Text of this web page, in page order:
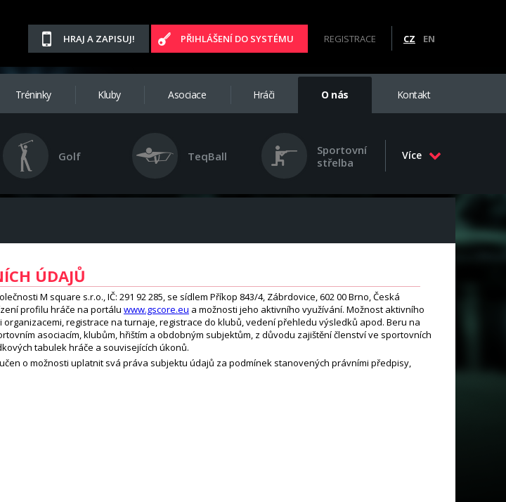
HRAJ A ZAPISUJ! PŘIHLÁŠENÍ DO SYSTÉMU REGISTRACE CZ EN
Tréninky Kluby Asociace Hráči O nás Kontakt
Golf TeqBall
Sportovní
střelba
Více
ÚDAJŮ
M square s.r.o., IČ: 291 92 285, se sídlem Příkop 843/4, Zábrdovice, 602 00 Brno, Česká
profilu hráče na portálu www.gscore.eu a možnosti jeho aktivního využívání. Možnost aktivního
registrace na turnaje, registrace do klubů, vedení přehledu výsledků apod. Beru na
asociacím, klubům, hřištím a obdobným subjektům, z důvodu zajištění členství ve sportovních
tabulek hráče a souvisejících úkonů.
o možnosti uplatnit svá práva subjektu údajů za podmínek stanovených právními předpisy,